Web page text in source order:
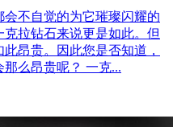
不自觉的为它璀璨闪耀的
拉钻石来说更是如此。但
昂贵。因此您是否知道，
么昂贵呢？ 一克...